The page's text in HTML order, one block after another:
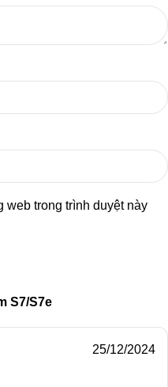
S7/S7e
25/12/2024
web trong trình duyệt này